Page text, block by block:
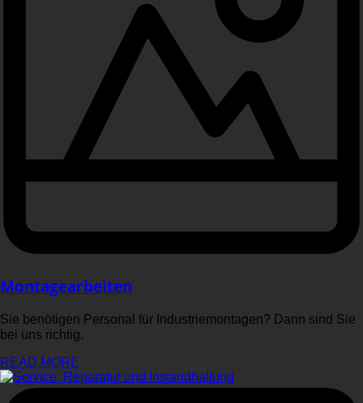
Montagearbeiten
Sie benötigen Personal für Industriemontagen? Dann sind Sie
bei uns richtig.
READ MORE